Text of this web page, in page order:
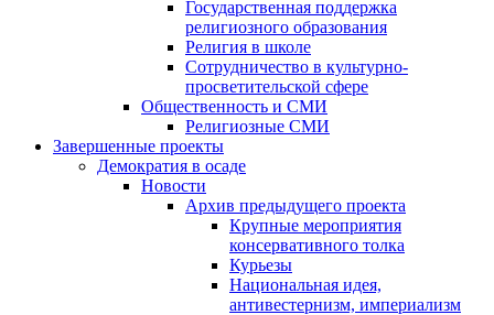
Государственная поддержка
религиозного образования
Религия в школе
Сотрудничество в культурно-
просветительской сфере
Общественность и СМИ
Религиозные СМИ
Завершенные проекты
Демократия в осаде
Новости
Архив предыдущего проекта
Крупные мероприятия
консервативного толка
Курьезы
Национальная идея,
антивестернизм, империализм